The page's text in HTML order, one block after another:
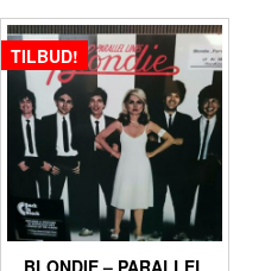
var:
179,95 kr..
er:
169,95
TILBUD!
BLONDIE – PARALLEL